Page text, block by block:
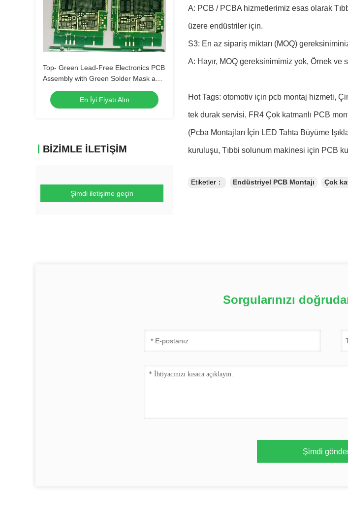
Top- Green Lead-Free Electronics PCB
Assembly with Green Solder Mask and
Biggest Panel Size 610mm*508mm
En İyi Fiyatı Alın
BIZIMLE İLETIŞIM
Şimdi iletişime geçin
A: PCB / PCBA hizmetlerimiz esas olarak
üzere endüstriler için.
S3: En az sipariş miktarı (MOQ)
A: Hayır, MOQ gereksinimimiz yok, Örnek ve
Hot Tags: otomotiv için pcb montaj hizmeti,
tek durak servisi, FR4 Çok katmanlı PCB
(Pcba Montajları İçin LED Tahta Büyüme
kuruluşu, Tıbbi solunum makinesi için PCB
Etiketler： Endüstriyel PCB Montajı Çok
Sorgularınızı
Şimdi